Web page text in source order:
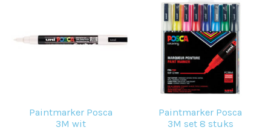
Paintmarker Posca
3M wit
Paintmarker Posca
3M set 8 stuks